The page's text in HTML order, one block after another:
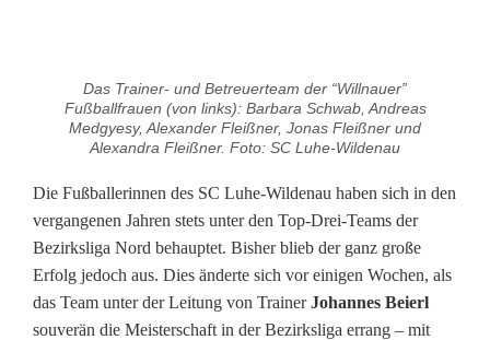
e
H
e
r
Das Trainer- und Betreuerteam der “Willnauer”
Fußballfrauen (von links): Barbara Schwab, Andreas
Medgyesy, Alexander Fleißner, Jonas Fleißner und
Alexandra Fleißner. Foto: SC Luhe-Wildenau
Die Fußballerinnen des SC Luhe-Wildenau haben sich in den
vergangenen Jahren stets unter den Top-Drei-Teams der
Bezirksliga Nord behauptet. Bisher blieb der ganz große
Erfolg jedoch aus. Dies änderte sich vor einigen Wochen, als
das Team unter der Leitung von TrainerJohannes Beierl
souverän die Meisterschaft in der Bezirksliga errang – mit